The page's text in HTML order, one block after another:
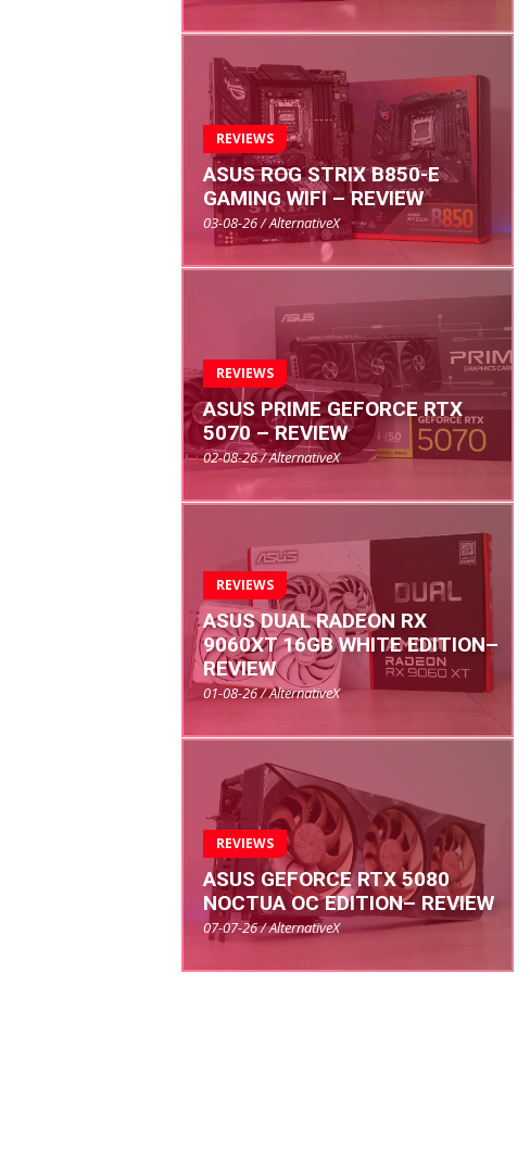
REVIEWS
ASUS ROG STRIX B850-E
GAMING WIFI – REVIEW
03-08-26 / AlternativeX
REVIEWS
ASUS PRIME GEFORCE RTX
5070 – REVIEW
02-08-26 / AlternativeX
REVIEWS
ASUS DUAL RADEON RX
9060XT 16GB WHITE EDITION–
REVIEW
01-08-26 / AlternativeX
REVIEWS
ASUS GEFORCE RTX 5080
NOCTUA OC EDITION– REVIEW
07-07-26 / AlternativeX